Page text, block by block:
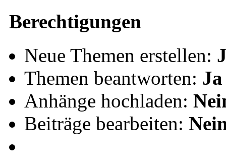
Berechtigungen
Neue Themen erstellen:
Themen beantworten: Ja
Anhänge hochladen:
Beiträge bearbeiten: